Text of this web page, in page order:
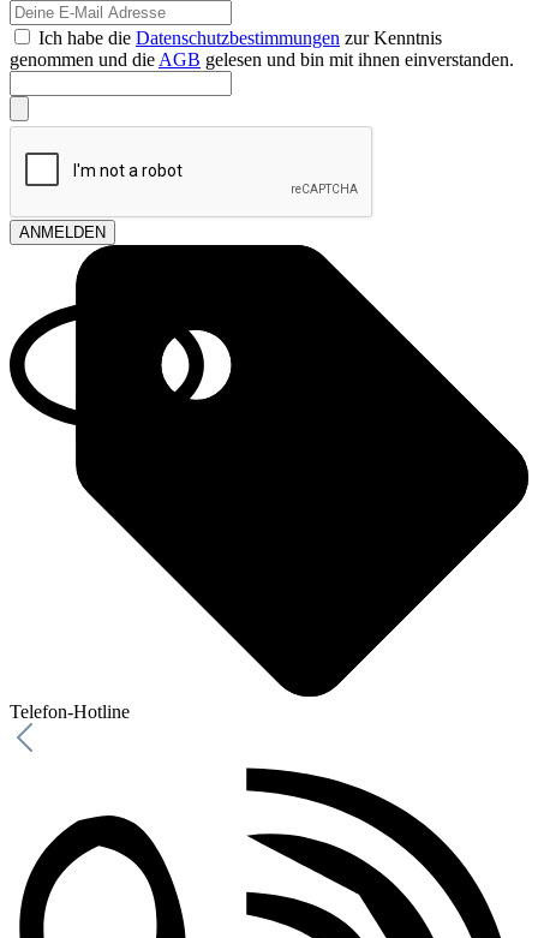
Ich habe die Datenschutzbestimmungen zur Kenntnis
genommen und die AGB gelesen und bin mit ihnen einverstanden.
ANMELDEN
Telefon-Hotline